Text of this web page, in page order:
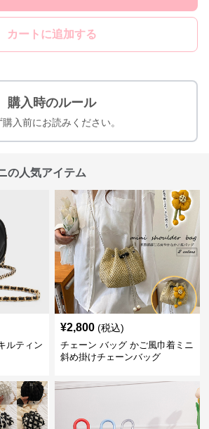
カートに追加する
購入時のルール
購入前にお読みください。
の人気アイテム
ルティン
¥2,800 (税込)
チェーン バッグ かご風巾着ミニ
斜め掛けチェーンバッグ